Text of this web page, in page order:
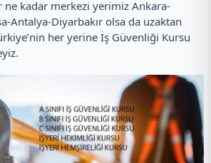
ne kadar merkezi yerimiz Ankara-
Antalya-Diyarbakır olsa da uzaktan
her yerine İş Güvenliği Kursu